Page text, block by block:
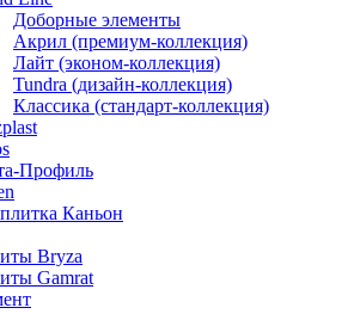
Доборные элементы
Акрил (премиум-коллекция)
Лайт (эконом-коллекция)
Tundra (дизайн-коллекция)
Классика (стандарт-коллекция)
Профиль
Каньон
Bryza
Gamrat